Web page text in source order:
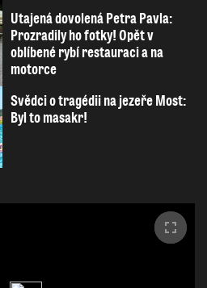
Utajená dovolená Petra Pavla:
Prozradily ho fotky! Opět v
oblíbené rybí restauraci a na
motorce
Svědci o tragédii na jezeře Most:
Byl to masakr!